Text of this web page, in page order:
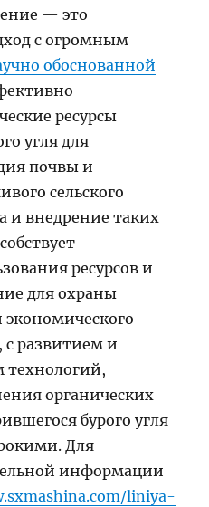
— это
с огромным
обоснованной
ресурсы
угля для
почвы и
сельского
и внедрение таких
ресурсов и
для охраны
с развитием и
технологий,
органических
бурого угля
Для
информации
liniya-